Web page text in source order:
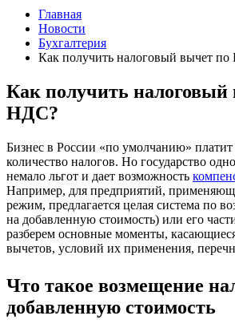
Главная
Новости
Бухгалтерия
Как получить налоговый вычет
Как получить налоговый
НДС?
Бизнес в России «по умолчанию»
количество налогов. Но государство
немало льгот и дает возможность
Например, для предприятий,
режим, предлагается целая система по
на добавленную стоимость) или его
разберем основные моменты,
вычетов, условий их применения,
Что такое возмещение
добавленную стоимость